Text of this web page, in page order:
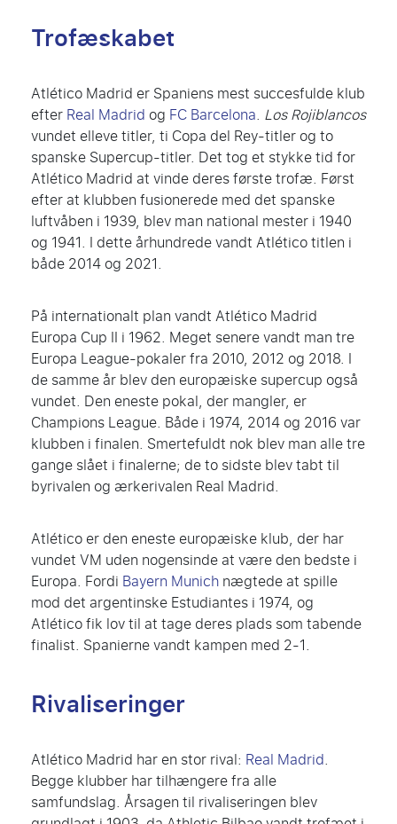
Trofæskabet
Atlético Madrid er Spaniens mest succesfulde klub
efterReal Madrid og FC Barcelona. Los Rojiblancos
vundet elleve titler, ti Copa del Rey-titler og to
spanske Supercup-titler. Det tog et stykke tid for
Atlético Madrid at vinde deres første trofæ. Først
efter at klubben fusionerede med det spanske
luftvåben i 1939, blev man national mester i 1940
og 1941. I dette århundrede vandt Atlético titlen i
både 2014 og 2021.
På internationalt plan vandt Atlético Madrid
Europa Cup II i 1962. Meget senere vandt man tre
Europa League-pokaler fra 2010, 2012 og 2018. I
de samme år blev den europæiske supercup også
vundet. Den eneste pokal, der mangler, er
Champions League. Både i 1974, 2014 og 2016 var
klubben i finalen. Smertefuldt nok blev man alle tre
gange slået i finalerne; de to sidste blev tabt til
byrivalen og ærkerivalen Real Madrid.
Atlético er den eneste europæiske klub, der har
vundet VM uden nogensinde at være den bedste i
Europa. Fordi Bayern Munichnægtede at spille
mod det argentinske Estudiantes i 1974, og
Atlético fik lov til at tage deres plads som tabende
finalist. Spanierne vandt kampen med 2-1.
Rivaliseringer
Atlético Madrid har en stor rival: Real Madrid.
Begge klubber har tilhængere fra alle
samfundslag. Årsagen til rivaliseringen blev